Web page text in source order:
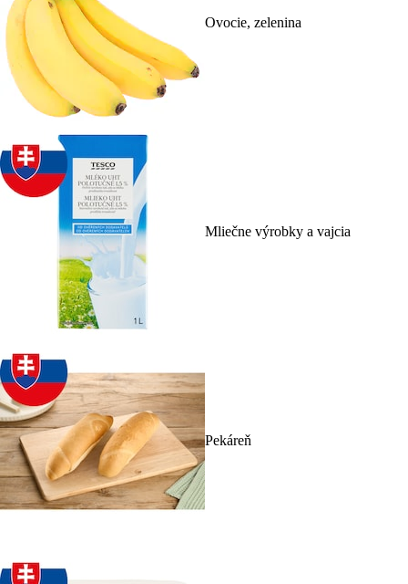
Ovocie, zelenina
Mliečne výrobky a vajcia
Pekáreň